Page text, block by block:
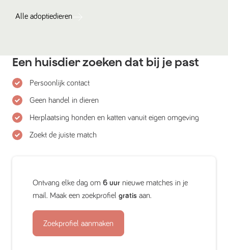
Alle adoptiedieren
Een huisdier zoeken dat bij je past
Persoonlijk contact
Geen handel in dieren
Herplaatsing honden en katten vanuit eigen omgeving
Zoekt de juiste match
Ontvang elke dag om 6 uur nieuwe matches in je
mail. Maak een zoekprofiel gratis aan.
Zoekprofiel aanmaken